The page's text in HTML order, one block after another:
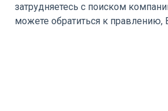
затрудняетесь с поиском
можете обратиться к правлению,